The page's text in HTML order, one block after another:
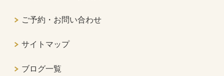
ご予約・お問い合わせ
サイトマップ
ブログ一覧